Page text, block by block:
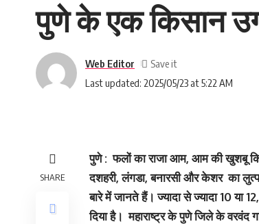
पुणे के एक किसान
Last updated: 2025/05/23 at 5:22 AM
Web Editor
SHARE
पुणे : फलों का राजा आम, आम की खुशबू
दशहरी, लंगडा, बनारसी और केशर का
बारे में जानते हैं। ज्‍यादा से ज्‍यादा 10
दिया है। महाराष्ट्र के पुणे जिले के